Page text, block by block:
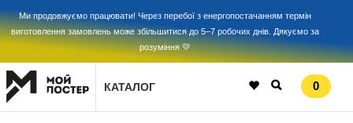
Ми продовжуємо працювати! Через перебої з енергопостачанням термін
виготовлення замовлень може збільшитися до 5–7 робочих днів. Дякуємо за
розуміння 💛
КАТАЛОГ 0